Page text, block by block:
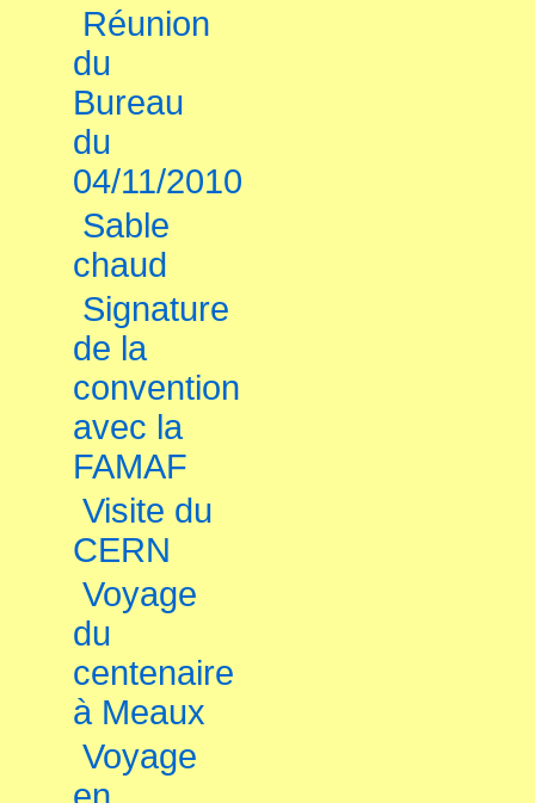
Réunion
du
Bureau
du
04/11/2010
Sable
chaud
Signature
de la
convention
avec la
FAMAF
Visite du
CERN
Voyage
du
centenaire
à Meaux
Voyage